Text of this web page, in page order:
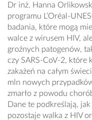
Dr inż. Hanna
programu L’Oréal-
badania, które mogą
walce z wirusem HIV,
groźnych patogenów,
czy SARS-CoV-2,
zakażeń na całym
mln nowych
zmarło z powodu
Dane te podkreślają,
pozostaje walka z HIV